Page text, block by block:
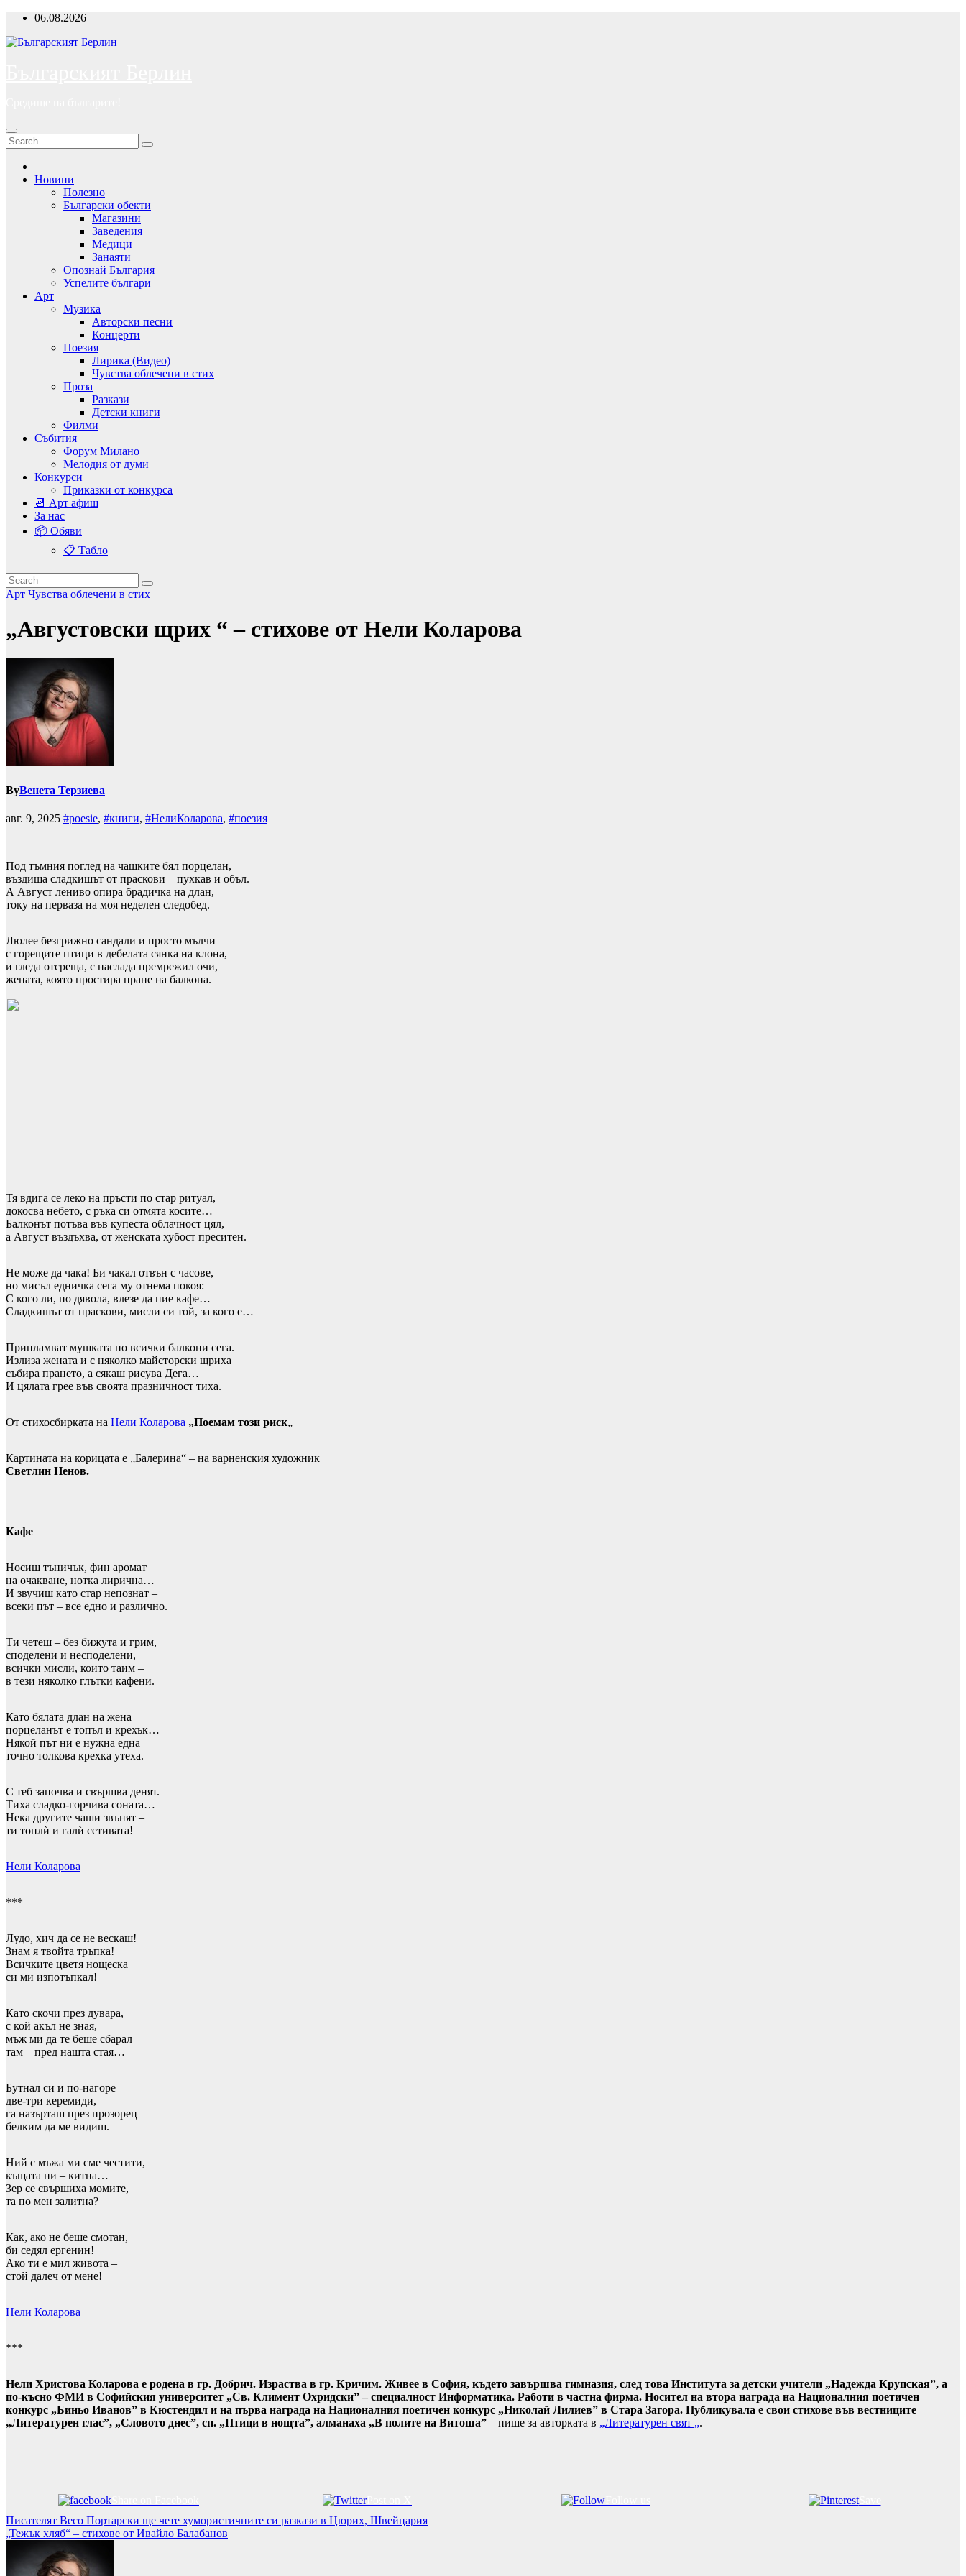
Skip
content
06.08.2026
Новини
Полезно
Български обекти
Магазини
Заведения
Медици
Занаяти
Опознай България
Успелите българи
Арт
Музика
Авторски песни
Концерти
Поезия
Лирика (Видео)
Чувства облечени в стих
Проза
Разкази
Детски книги
Филми
Събития
Форум Милано
Мелодия от думи
Конкурси
Приказки от конкурса
📆 Арт афиш
За нас
📦 Обяви
📋 Табло
Арт Чувства облечени в стих
„Августовски щрих “ – стихове от Нели Коларова
ByВенета Терзиева
авг. 9, 2025 #poesie, #книги, #НелиКоларова, #поезия
Под тъмния поглед на чашките бял порцелан,
въздиша сладкишът от праскови – пухкав и объл.
А Август лениво опира брадичка на длан,
току на перваза на моя неделен следобед.
Люлее безгрижно сандали и просто мълчи
с горещите птици в дебелата сянка на клона,
и гледа отсреща, с наслада премрежил очи,
жената, която простира пране на балкона.
Тя вдига се леко на пръсти по стар ритуал,
докосва небето, с ръка си отмята косите…
Балконът потъва във купеста облачност цял,
а Август въздъхва, от женската хубост преситен.
Не може да чака! Би чакал отвън с часове,
но мисъл едничка сега му отнема покоя:
С кого ли, по дявола, влезе да пие кафе…
Сладкишът от праскови, мисли си той, за кого е…
Припламват мушката по всички балкони сега.
Излиза жената и с няколко майсторски щриха
събира прането, а сякаш рисува Дега…
И цялата грее във своята празничност тиха.
От стихосбирката на Нели Коларова „Поемам този риск„
Картината на корицата е „Балерина“ – на варненския художник
Светлин Ненов.
Кафе
Носиш тъничък, фин аромат
на очакване, нотка лирична…
И звучиш като стар непознат –
всеки път – все едно и различно.
Ти четеш – без бижута и грим,
споделени и несподелени,
всички мисли, които таим –
в тези няколко глътки кафени.
Като бялата длан на жена
порцеланът е топъл и крехък…
Някой път ни е нужна една –
точно толкова крехка утеха.
С теб започва и свършва денят.
Тиха сладко-горчива соната…
Нека другите чаши звънят –
ти топлѝ и галѝ сетивата!
Нели Коларова
***
Лудо, хич да се не вескаш!
Знам я твойта тръпка!
Всичките цветя нощеска
си ми изпотъпкал!
Като скочи през дувара,
с кой акъл не зная,
мъж ми да те беше сбарал
там – пред нашта стая…
Бутнал си и по-нагоре
две-три керемиди,
га назърташ през прозорец –
белким да ме видиш.
Ний с мъжа ми сме честити,
къщата ни – китна…
Зер се свършиха момите,
та по мен залитна?
Как, ако не беше смотан,
би седял ергенин!
Ако ти е мил живота –
стой далеч от мене!
Нели Коларова
***
Нели Христова Коларова е родена в гр. Добрич. Израства в гр. Кричим. Живее в София, където завършва гимназия, след това Института за детски учители „Надежда Крупская”, а
по-късно ФМИ в Софийския университет „Св. Климент Охридски” – специалност Информатика. Работи в частна фирма. Носител на втора награда на Националния поетичен
конкурс „Биньо Иванов” в Кюстендил и на първа награда на Националния поетичен конкурс „Николай Лилиев” в Стара Загора. Публикувала е свои стихове във вестниците
„Литературен глас”, „Словото днес”, сп. „Птици в нощта”, алманаха „В полите на Витоша” – пише за авторката в „Литературен свят „.
Post on X Save
Навигация
Писателят Весо Портарски ще чете хумористичните си разкази в Цюрих, Швейцария
„Тежък хляб“ – стихове от Ивайло Балабанов